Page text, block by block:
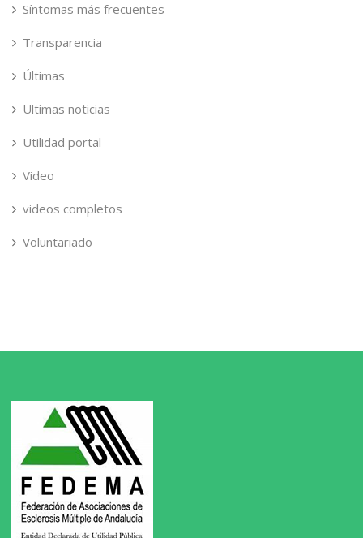
Síntomas más frecuentes
Transparencia
Últimas
Ultimas noticias
Utilidad portal
Video
videos completos
Voluntariado